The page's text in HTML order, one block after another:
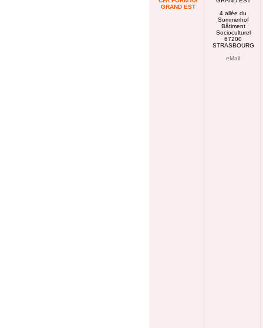
GRAND EST
4 allée du
Sommerhof
Bâtiment
Socioculturel
67200
STRASBOURG
eMail